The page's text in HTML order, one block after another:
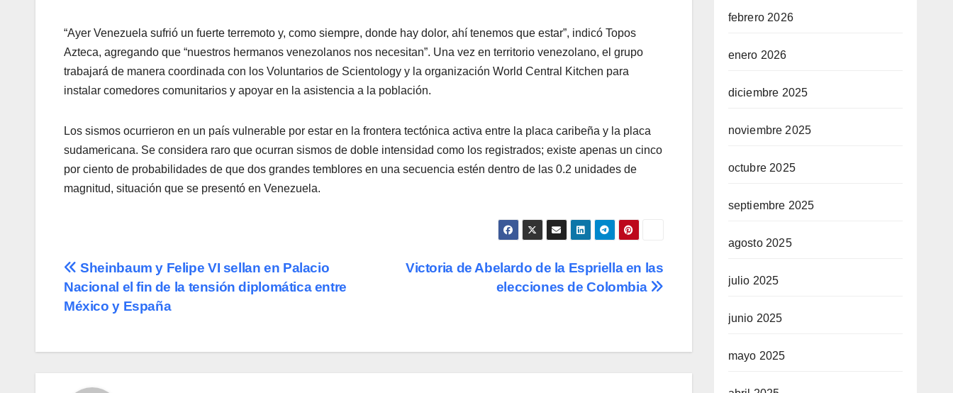
“Ayer Venezuela sufrió un fuerte terremoto y, como siempre, donde hay dolor, ahí tenemos que estar”, indicó Topos
Azteca, agregando que “nuestros hermanos venezolanos nos necesitan”. Una vez en territorio venezolano, el grupo
trabajará de manera coordinada con los Voluntarios de Scientology y la organización World Central Kitchen para
instalar comedores comunitarios y apoyar en la asistencia a la población.
Los sismos ocurrieron en un país vulnerable por estar en la frontera tectónica activa entre la placa caribeña y la placa
sudamericana. Se considera raro que ocurran sismos de doble intensidad como los registrados; existe apenas un cinco
por ciento de probabilidades de que dos grandes temblores en una secuencia estén dentro de las 0.2 unidades de
magnitud, situación que se presentó en Venezuela.
Navegación
de
Victoria de Abelardo de la Espriella en las
elecciones de Colombia
Sheinbaum y Felipe VI sellan en Palacio
Nacional el fin de la tensión diplomática entre
México y España
febrero 2026
enero 2026
diciembre 2025
noviembre 2025
octubre 2025
septiembre 2025
agosto 2025
julio 2025
junio 2025
mayo 2025